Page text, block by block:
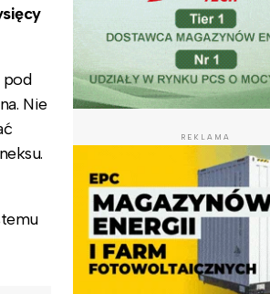
pod
Nie
REKLAMA